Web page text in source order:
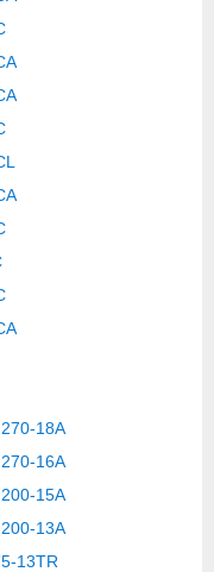
18A
16A
15A
13A
13TR